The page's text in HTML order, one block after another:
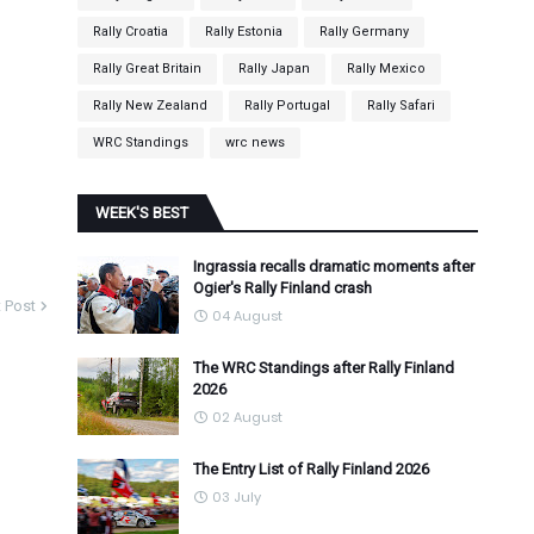
Post
Rally Croatia Rally Estonia Rally Germany
Rally Great Britain Rally Japan Rally Mexico
Rally New Zealand Rally Portugal Rally Safari
WRC Standings wrc news
WEEK'S BEST
Ingrassia recalls dramatic moments after
Ogier's Rally Finland crash
04 August
The WRC Standings after Rally Finland
2026
02 August
The Entry List of Rally Finland 2026
03 July